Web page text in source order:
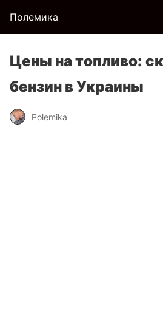
Полемика
Цены на топливо:
бензин в Украины
Polemika